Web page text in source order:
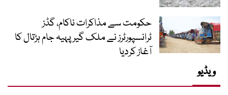
حکومت سے مذاکرات ناکام، گڈز
ٹرانسپورٹرز نے ملک گیر پہیہ جام ہڑتال کا
آغاز کردیا
ویڈیو